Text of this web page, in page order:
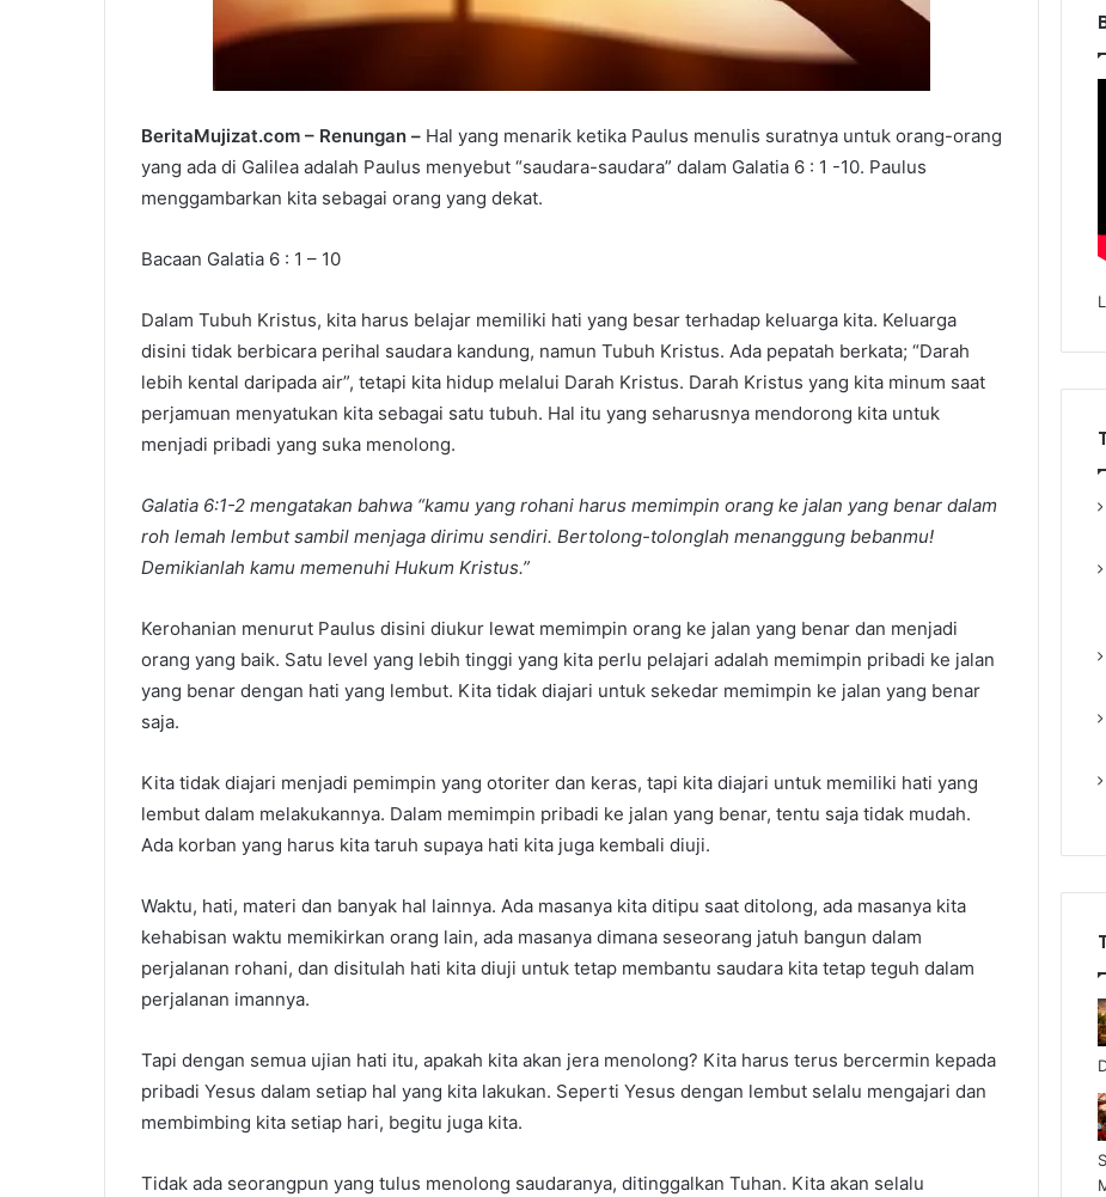
BeritaMujizat.com – Renungan – Hal yang menarik ketika Paulus menulis suratnya untuk orang-orang
yang ada di Galilea adalah Paulus menyebut “saudara-saudara” dalam Galatia 6 : 1 -10. Paulus
menggambarkan kita sebagai orang yang dekat.
Bacaan Galatia 6 : 1 – 10
Dalam Tubuh Kristus, kita harus belajar memiliki hati yang besar terhadap keluarga kita. Keluarga
disini tidak berbicara perihal saudara kandung, namun Tubuh Kristus. Ada pepatah berkata; “Darah
lebih kental daripada air”, tetapi kita hidup melalui Darah Kristus. Darah Kristus yang kita minum saat
perjamuan menyatukan kita sebagai satu tubuh. Hal itu yang seharusnya mendorong kita untuk
menjadi pribadi yang suka menolong.
Galatia 6:1-2 mengatakan bahwa “kamu yang rohani harus memimpin orang ke jalan yang benar dalam
roh lemah lembut sambil menjaga dirimu sendiri. Bertolong-tolonglah menanggung bebanmu!
Demikianlah kamu memenuhi Hukum Kristus.”
Kerohanian menurut Paulus disini diukur lewat memimpin orang ke jalan yang benar dan menjadi
orang yang baik. Satu level yang lebih tinggi yang kita perlu pelajari adalah memimpin pribadi ke jalan
yang benar dengan hati yang lembut. Kita tidak diajari untuk sekedar memimpin ke jalan yang benar
saja.
Kita tidak diajari menjadi pemimpin yang otoriter dan keras, tapi kita diajari untuk memiliki hati yang
lembut dalam melakukannya. Dalam memimpin pribadi ke jalan yang benar, tentu saja tidak mudah.
Ada korban yang harus kita taruh supaya hati kita juga kembali diuji.
Waktu, hati, materi dan banyak hal lainnya. Ada masanya kita ditipu saat ditolong, ada masanya kita
kehabisan waktu memikirkan orang lain, ada masanya dimana seseorang jatuh bangun dalam
perjalanan rohani, dan disitulah hati kita diuji untuk tetap membantu saudara kita tetap teguh dalam
perjalanan imannya.
Tapi dengan semua ujian hati itu, apakah kita akan jera menolong? Kita harus terus bercermin kepada
pribadi Yesus dalam setiap hal yang kita lakukan. Seperti Yesus dengan lembut selalu mengajari dan
membimbing kita setiap hari, begitu juga kita.
Tidak ada seorangpun yang tulus menolong saudaranya, ditinggalkan Tuhan. Kita akan selalu